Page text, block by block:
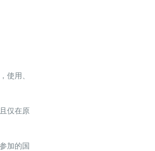
使用、
仅在原
加的国